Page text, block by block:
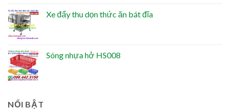
Xe đẩy thu dọn thức ăn bát đĩa
Sóng nhựa hở HS008
NỔI BẬT